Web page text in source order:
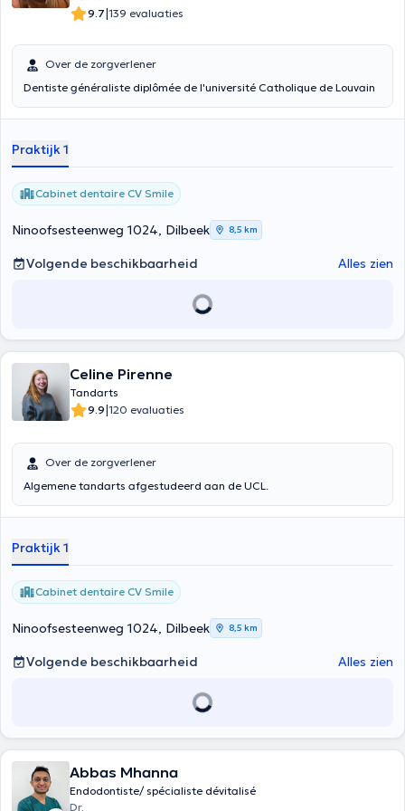
9.7|139 evaluaties
Over de zorgverlener
Dentiste généraliste diplômée de l'université Catholique de Louvain
Praktijk 1
Cabinet dentaire CV Smile
Ninoofsesteenweg 1024, Dilbeek 8,5 km
Volgende beschikbaarheid Alles zien
Celine Pirenne
Tandarts
9.9|120 evaluaties
Over de zorgverlener
Algemene tandarts afgestudeerd aan de UCL.
Praktijk 1
Cabinet dentaire CV Smile
Ninoofsesteenweg 1024, Dilbeek 8,5 km
Volgende beschikbaarheid Alles zien
Abbas Mhanna
Endodontiste/ spécialiste dévitalisé
Dr.